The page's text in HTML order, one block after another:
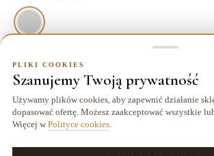
ROZMIAR: 80x80 cm
80x80 cm
141,70 zł
PLIKI COOKIES
Szanujemy Twoją prywatność
Używamy plików cookies, aby zapewnić działanie
dopasować ofertę. Możesz zaakceptować wszystkie
Więcej w Polityce cookies